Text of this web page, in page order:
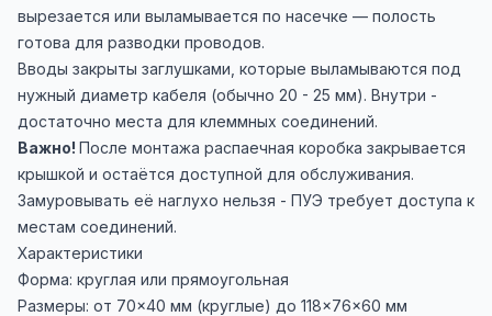
вырезается или выламывается по насечке — полость
готова для разводки проводов.
Вводы закрыты заглушками, которые выламываются под
нужный диаметр кабеля (обычно 20 - 25 мм). Внутри -
достаточно места для клеммных соединений.
Важно! После монтажа распаечная коробка закрывается
крышкой и остаётся доступной для обслуживания.
Замуровывать её наглухо нельзя - ПУЭ требует доступа к
местам соединений.
Характеристики
Форма: круглая или прямоугольная
Размеры: от 70×40 мм (круглые) до 118×76×60 мм